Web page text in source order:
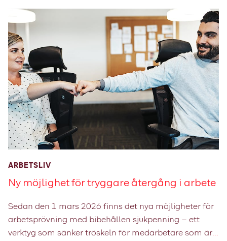
börja långt före 67-årsdagen – med ett
ledarskap som förstår värdet av senior
erfarenhet.
ARBETSLIV
Ny möjlighet för tryggare återgång i arbete
Sedan den 1 mars 2026 finns det nya möjligheter för
arbetsprövning med bibehållen sjukpenning – ett
verktyg som sänker tröskeln för medarbetare som är